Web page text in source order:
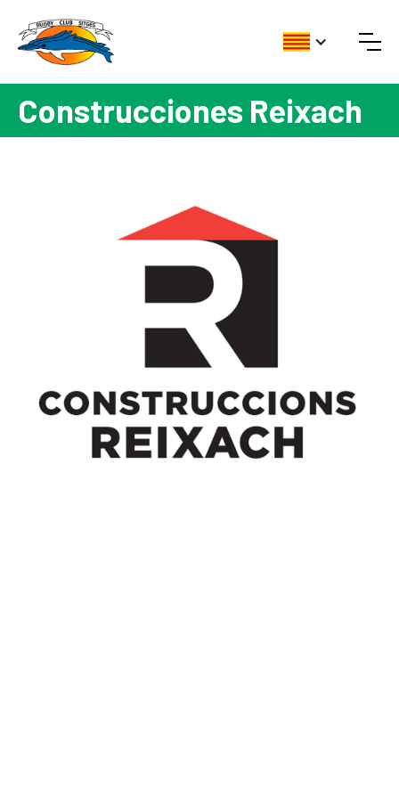
Construcciones Reixach